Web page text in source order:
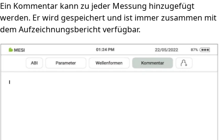
Ein Kommentar kann zu jeder Messung hinzugefügt
werden. Er wird gespeichert und ist immer zusammen mit
dem Aufzeichnungsbericht verfügbar.